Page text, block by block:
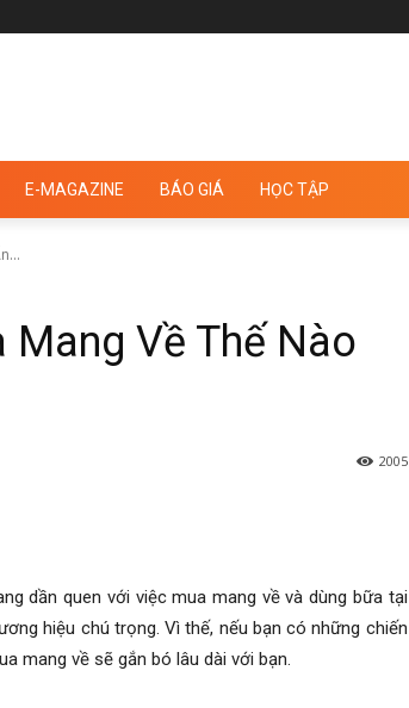
E-MAGAZINE BÁO GIÁ HỌC TẬP
Mang Về Thế Nào
2005
dần quen với việc mua mang về và dùng bữa tại
hiệu chú trọng. Vì thế, nếu bạn có những chiến
mang về sẽ gắn bó lâu dài với bạn.